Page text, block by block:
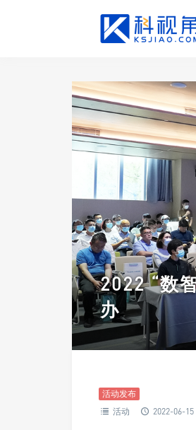
2022 “数
办
活动发布
活动
2022-06-15